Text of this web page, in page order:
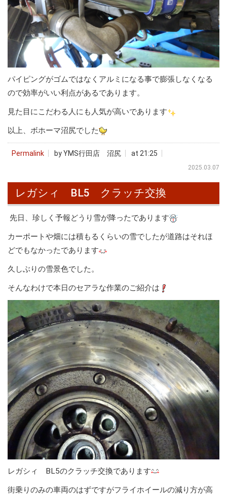
パイピングがゴムではなくアルミになる事で膨張しなくなる
ので効率がいい利点があるであります。
見た目にこだわる人にも人気が高いであります
以上、ボホーマ沼尻でした
Permalink by YMS行田店 沼尻 at 21:25
2025.03.07
レガシィ BL5 クラッチ交換
先日、珍しく予報どうり雪が降ったであります
カーポートや畑には積もるくらいの雪でしたが道路はそれほ
どでもなかったであります
久しぶりの雪景色でした。
そんなわけで本日のセアラな作業のご紹介は
レガシィ BL5のクラッチ交換であります
街乗りのみの車両のはずですがフライホイールの減り方が高